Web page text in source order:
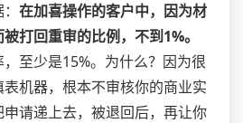
在加喜操作的客户中，因为材
打回重审的比例，不到1%。
至少是15%。为什么？因为很
机器，根本不审核你的商业实
请递上去，被退回后，再让你